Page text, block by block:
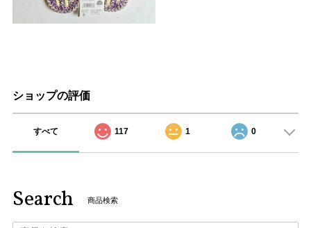
ショップの評価
すべて 117 1 0
Search 商品検索